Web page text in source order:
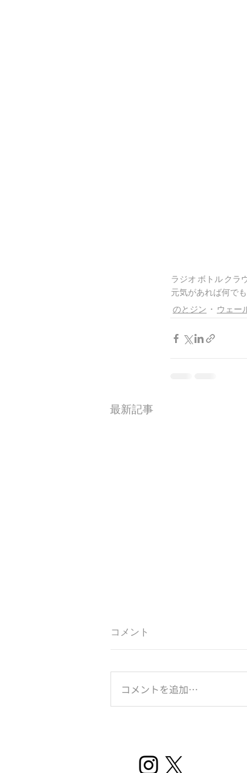
ラジオボトル クラ
元気があれば何で
のとジン
ウェー
最新記事
コメント
コメントを追加…